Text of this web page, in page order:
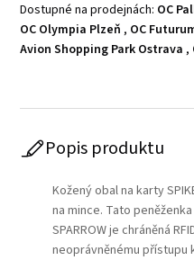
Dostupné na prodejnách: OC
OC Olympia Plzeň , OC
Avion Shopping Park Ostrava ,
Popis produktu
Kožený obal na karty
na mince. Tato
SPARROW je chráněná
neoprávněnému přístupu